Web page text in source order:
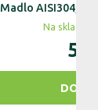
Madlo AISI304,
Na sklade v
57
DO